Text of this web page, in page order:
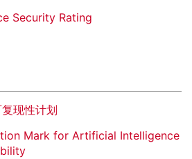
Security Rating
现性计划
Mark for Artificial Intelligence